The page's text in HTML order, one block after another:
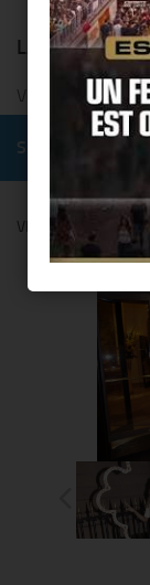
LAISSER UN
Vous devez vous
SUIVRE :
VENDANGES